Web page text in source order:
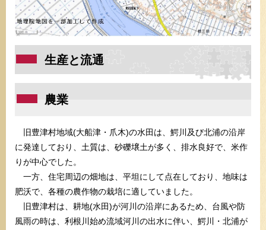
生産と流通
農業
旧豊津村地域(大船津・爪木)の水田は、鰐川及び北浦の沿岸
に発達しており、土質は、砂礫壌土が多く、排水良好で、米作
りが中心でした。
一方、住宅周辺の畑地は、平坦にして点在しており、地味は
肥沃で、各種の農作物の栽培に適していました。
旧豊津村は、耕地(水田)が河川の沿岸にあるため、台風や防
風雨の時は、利根川始め流域河川の出水に伴い、鰐川・北浦が